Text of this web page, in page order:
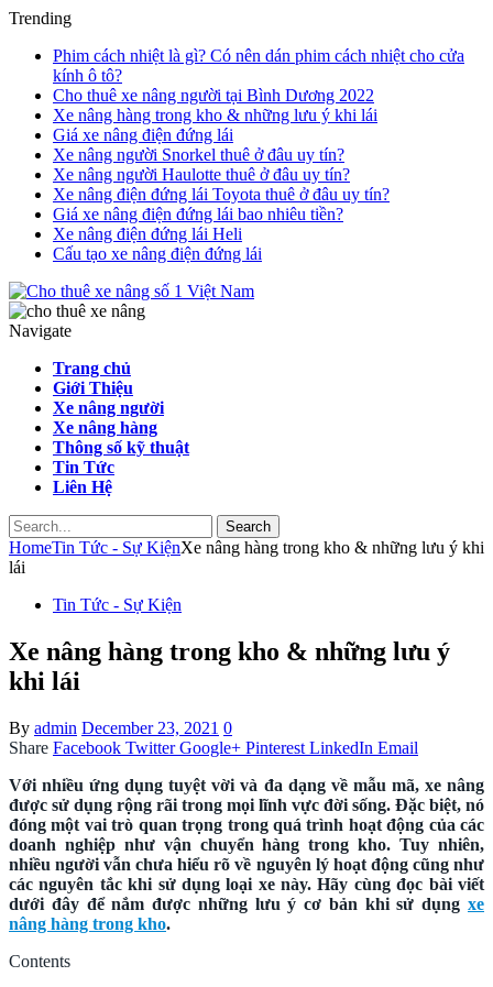
Trending
Phim cách nhiệt là gì? Có nên dán phim cách nhiệt cho cửa
kính ô tô?
Cho thuê xe nâng người tại Bình Dương 2022
Xe nâng hàng trong kho & những lưu ý khi lái
Giá xe nâng điện đứng lái
Xe nâng người Snorkel thuê ở đâu uy tín?
Xe nâng người Haulotte thuê ở đâu uy tín?
Xe nâng điện đứng lái Toyota thuê ở đâu uy tín?
Giá xe nâng điện đứng lái bao nhiêu tiền?
Xe nâng điện đứng lái Heli
Cấu tạo xe nâng điện đứng lái
Navigate
Trang chủ
Giới Thiệu
Xe nâng người
Xe nâng hàng
Thông số kỹ thuật
Tin Tức
Liên Hệ
Search
HomeTin Tức - Sự KiệnXe nâng hàng trong kho & những lưu ý khi
lái
Tin Tức - Sự Kiện
Xe nâng hàng trong kho & những lưu ý
khi lái
By admin December 23, 2021 0
Share Facebook Twitter Google+ Pinterest LinkedIn Email
Với nhiều ứng dụng tuyệt vời và đa dạng về mẫu mã, xe nâng
được sử dụng rộng rãi trong mọi lĩnh vực đời sống. Đặc biệt, nó
đóng một vai trò quan trọng trong quá trình hoạt động của các
doanh nghiệp như vận chuyển hàng trong kho. Tuy nhiên,
nhiều người vẫn chưa hiểu rõ về nguyên lý hoạt động cũng như
các nguyên tắc khi sử dụng loại xe này. Hãy cùng đọc bài viết
dưới đây để nắm được những lưu ý cơ bản khi sử dụng xe
nâng hàng trong kho.
Contents